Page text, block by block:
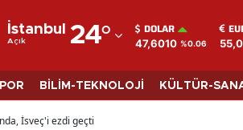
İstanbul
Açık 24°
Adana
Adıyaman
Afyonkarahisar
DOLAR
47,6010 %0.06
BİLİM-TEKNOLOJİ KÜLTÜR-
İsveç'i ezdi geçti